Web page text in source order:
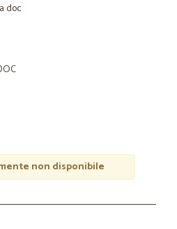
doc
non disponibile